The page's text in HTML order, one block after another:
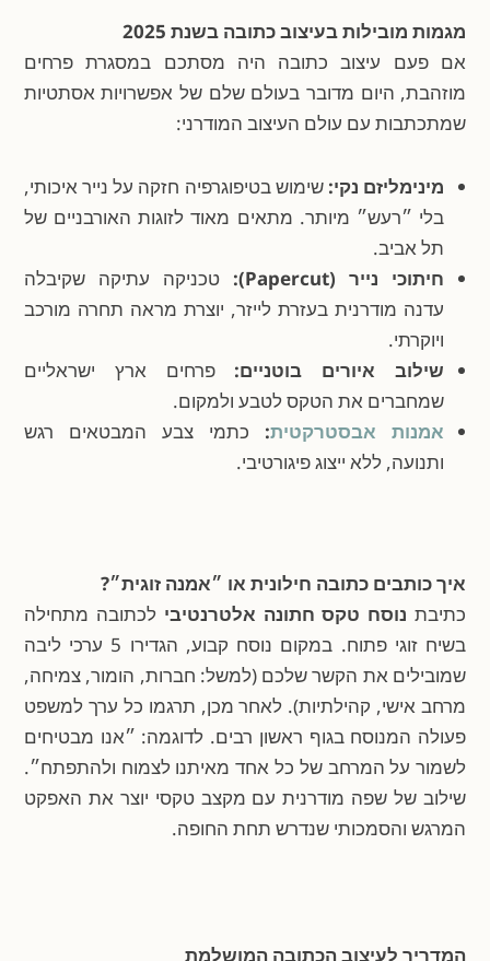
מגמות מובילות בעיצוב כתובה בשנת 2025
אם פעם עיצוב כתובה היה מסתכם במסגרת פרחים
מוזהבת, היום מדובר בעולם שלם של אפשרויות אסתטיות
שמתכתבות עם עולם העיצוב המודרני:
מינימליזם נקי:שימוש בטיפוגרפיה חזקה על נייר איכותי,
בלי ״רעש״ מיותר. מתאים מאוד לזוגות האורבניים של
תל אביב.
חיתוכי נייר (Papercut):
טכניקה עתיקה שקיבלה
עדנה מודרנית בעזרת לייזר, יוצרת מראה תחרה מורכב
ויוקרתי.
שילוב איורים בוטניים:פרחים ארץ ישראליים
שמחברים את הטקס לטבע ולמקום.
אמנות אבסטרקטית:כתמי צבע המבטאים רגש
ותנועה, ללא ייצוג פיגורטיבי.
איך כותבים כתובה חילונית או ״אמנה זוגית״?
כתיבת נוסח טקס חתונה אלטרנטיבילכתובה מתחילה
בשיח זוגי פתוח. במקום נוסח קבוע, הגדירו 5 ערכי ליבה
שמובילים את הקשר שלכם (למשל: חברות, הומור, צמיחה,
מרחב אישי, קהילתיות). לאחר מכן, תרגמו כל ערך למשפט
פעולה המנוסח בגוף ראשון רבים. לדוגמה: ״אנו מבטיחים
לשמור על המרחב של כל אחד מאיתנו לצמוח ולהתפתח״.
שילוב של שפה מודרנית עם מקצב טקסי יוצר את האפקט
המרגש והסמכותי שנדרש תחת החופה.
המדריך לעיצוב הכתובה המושלמת